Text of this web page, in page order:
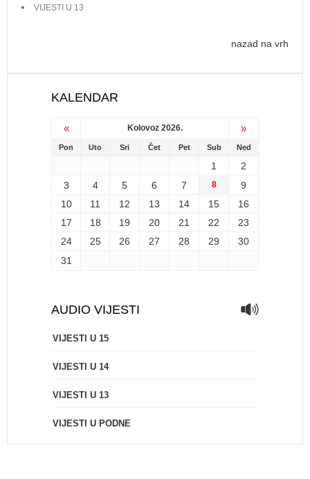
VIJESTI U 13
nazad na vrh
KALENDAR
« Kolovoz 2026. »
Pon Uto Sri Čet Pet Sub Ned
1
2
3
4 5 6 7 8
9
10
11 12 13 14 15
16
17
18 19 20 21 22
23
24
25 26 27 28 29
30
31
AUDIO VIJESTI
VIJESTI U 15
VIJESTI U 14
VIJESTI U 13
VIJESTI U PODNE